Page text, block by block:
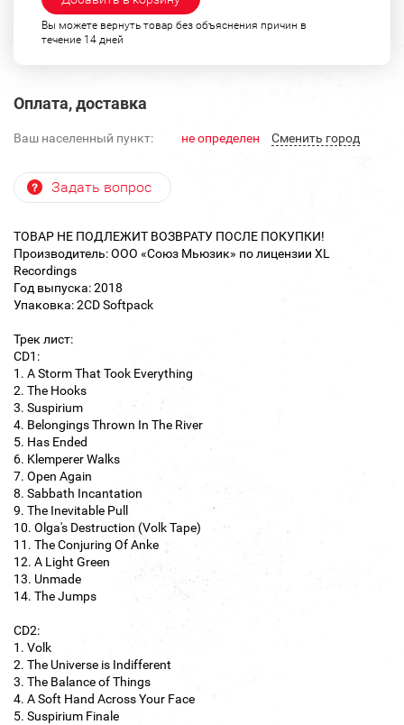
Вы можете вернуть товар без объяснения причин в
течение 14 дней
Оплата, доставка
Ваш населенный пункт: не определен Cменить город
Задать вопрос
ТОВАР НЕ ПОДЛЕЖИТ ВОЗВРАТУ ПОСЛЕ ПОКУПКИ!
Производитель: ООО «Союз Мьюзик» по лицензии XL
Recordings
Год выпуска: 2018
Упаковка: 2CD Softpack
Трек лист:
CD1:
1. A Storm That Took Everything
2. The Hooks
3. Suspirium
4. Belongings Thrown In The River
5. Has Ended
6. Klemperer Walks
7. Open Again
8. Sabbath Incantation
9. The Inevitable Pull
10. Olga's Destruction (Volk Tape)
11. The Conjuring Of Anke
12. A Light Green
13. Unmade
14. The Jumps
CD2:
1. Volk
2. The Universe is Indifferent
3. The Balance of Things
4. A Soft Hand Across Your Face
5. Suspirium Finale